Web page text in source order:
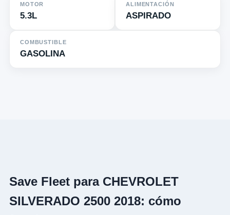
MOTOR
5.3L
ALIMENTACIÓN
ASPIRADO
COMBUSTIBLE
GASOLINA
Save Fleet para CHEVROLET
SILVERADO 2500 2018: cómo